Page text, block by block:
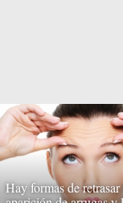
Hay formas de retrasar